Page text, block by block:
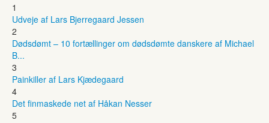
1
Udveje af Lars Bjerregaard Jessen
2
Dødsdømt – 10 fortællinger om dødsdømte danskere af Michael
B...
3
Painkiller af Lars Kjædegaard
4
Det finmaskede net af Håkan Nesser
5